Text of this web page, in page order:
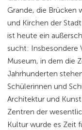
Grande, die Brücken
und Kirchen der
ist heute ein
sucht: Insbesondere
Museum, in dem die
Jahrhunderten
Schülerinnen und
Architektur und
Zentren der
Kultur wurde es Zeit